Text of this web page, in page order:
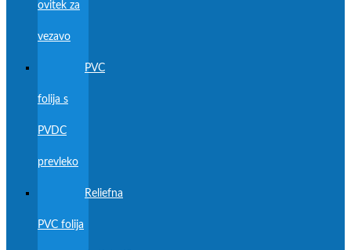
ovitek za
vezavo
PVC
folija s
PVDC
prevleko
Reliefna
PVC folija